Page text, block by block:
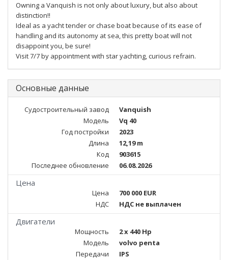
Owning a Vanquish is not only about luxury, but also about
distinction!!
Ideal as a yacht tender or chase boat because of its ease of
handling and its autonomy at sea, this pretty boat will not
disappoint you, be sure!
Visit 7/7 by appointment with star yachting, curious refrain.
Основные данные
Судостроительный завод
Vanquish
Модель
Vq 40
Год постройки
2023
Длина
12,19 m
Код
903615
Последнее обновление
06.08.2026
Цена
Цена
700 000 EUR
НДС
НДС не выплачен
Двигатели
Мощность
2 x 440 Hp
Модель
volvo penta
Передачи
IPS